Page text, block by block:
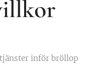
inför bröllop